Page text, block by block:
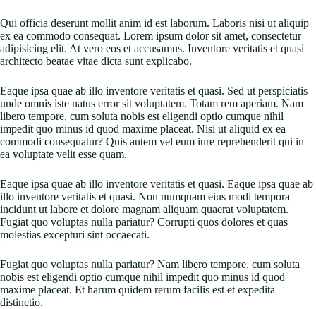
Qui officia deserunt mollit anim id est laborum. Laboris nisi ut aliquip
ex ea commodo consequat. Lorem ipsum dolor sit amet, consectetur
adipisicing elit. At vero eos et accusamus. Inventore veritatis et quasi
architecto beatae vitae dicta sunt explicabo.
Eaque ipsa quae ab illo inventore veritatis et quasi. Sed ut perspiciatis
unde omnis iste natus error sit voluptatem. Totam rem aperiam. Nam
libero tempore, cum soluta nobis est eligendi optio cumque nihil
impedit quo minus id quod maxime placeat. Nisi ut aliquid ex ea
commodi consequatur? Quis autem vel eum iure reprehenderit qui in
ea voluptate velit esse quam.
Eaque ipsa quae ab illo inventore veritatis et quasi. Eaque ipsa quae ab
illo inventore veritatis et quasi. Non numquam eius modi tempora
incidunt ut labore et dolore magnam aliquam quaerat voluptatem.
Fugiat quo voluptas nulla pariatur? Corrupti quos dolores et quas
molestias excepturi sint occaecati.
Fugiat quo voluptas nulla pariatur? Nam libero tempore, cum soluta
nobis est eligendi optio cumque nihil impedit quo minus id quod
maxime placeat. Et harum quidem rerum facilis est et expedita
distinctio.